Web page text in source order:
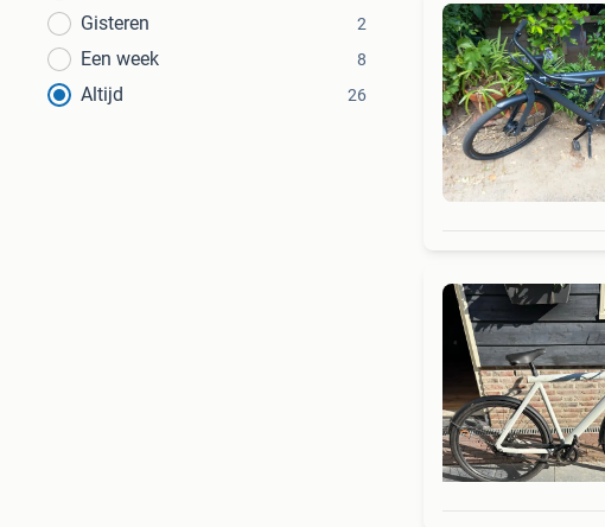
Gisteren 2
Een week 8
Altijd 26